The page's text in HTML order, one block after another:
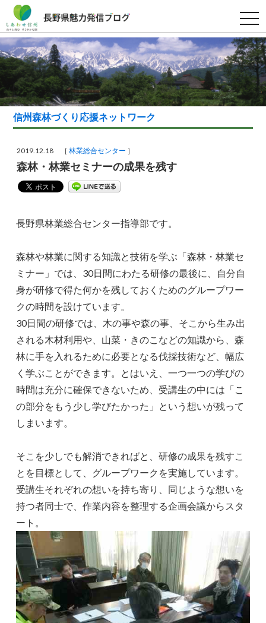
t
o
g
g
l
e
n
a
v
g
i
信州森林づくり応援ネットワーク
2019.12.18 ［林業総合センター ］
森林・林業セミナーの成果を残す
長野県林業総合センター指導部です。
森林や林業に関する知識と技術を学ぶ「森林・林業セ
ミナー」では、30日間にわたる研修の最後に、自分自
身が研修で得た何かを残しておくためのグループワー
クの時間を設けています。
30日間の研修では、木の事や森の事、そこから生み出
される木材利用や、山菜・きのこなどの知識から、森
林に手を入れるために必要となる伐採技術など、幅広
く学ぶことができます。とはいえ、一つ一つの学びの
時間は充分に確保できないため、受講生の中には「こ
の部分をもう少し学びたかった」という想いが残って
しまいます。
そこを少しでも解消できればと、研修の成果を残すこ
とを目標として、グループワークを実施しています。
受講生それぞれの想いを持ち寄り、同じような想いを
持つ者同士で、作業内容を整理する企画会議からスタ
ート。